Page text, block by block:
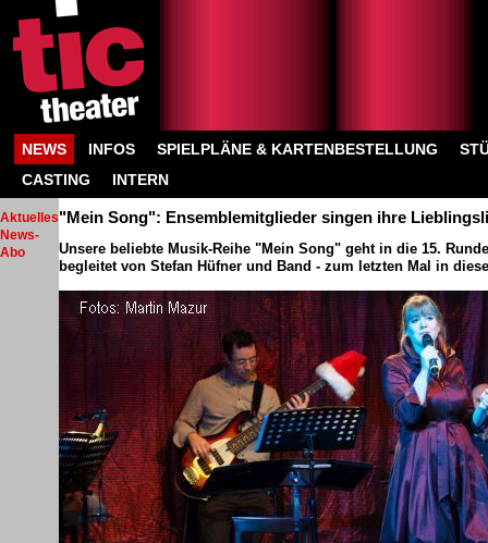
NEWS INFOS SPIELPLÄNE & KARTENBESTELLUNG
CASTING
INTERN
Aktuelles
News-
Abo
"Mein Song": Ensemblemitglieder singen ihre
Unsere beliebte Musik-Reihe "Mein Song" geht in die 15.
begleitet von Stefan Hüfner und Band - zum letzten Mal in